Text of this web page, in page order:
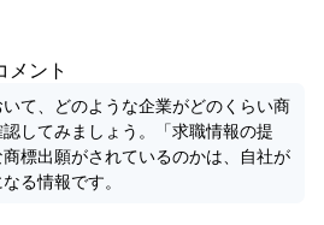
メント
いて、どのような企業がどのくらい商
してみましょう。「求職情報の提
標出願がされているのかは、自社が
る情報です。